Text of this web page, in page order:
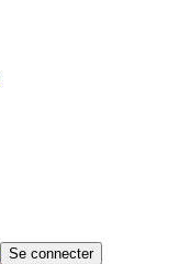
Se connecter